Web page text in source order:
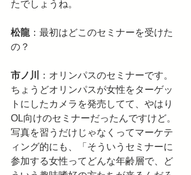
たでしょうね。
松龍：最初はどこのセミナーを受けた
の？
市ノ川
：オリンパスのセミナーです。
ちょうどオリンパスが女性をターゲッ
トにしたカメラを発売してて、やはり
OL向けのセミナーだったんですけど。
写真を習うだけじゃなくってマーケテ
ィング的にも、「そういうセミナーに
参加する女性ってどんな年齢層で、ど